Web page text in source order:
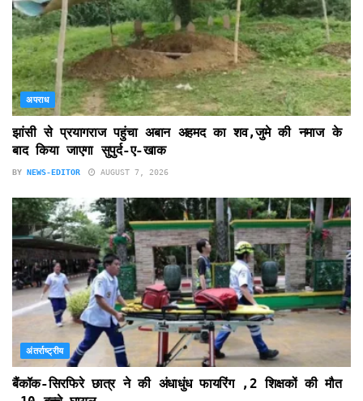
अपराध
झांसी से प्रयागराज पहुंचा अबान अहमद का शव,जुमे की नमाज के
बाद किया जाएगा सुपुर्द-ए-खाक
BY NEWS-EDITOR AUGUST 7, 2026
अंतर्राष्ट्रीय
बैंकॉक-सिरफिरे छात्र ने की अंधाधुंध फायरिंग ,2 शिक्षकों की मौत